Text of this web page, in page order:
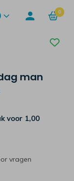
0
man
voor 1,00
vragen